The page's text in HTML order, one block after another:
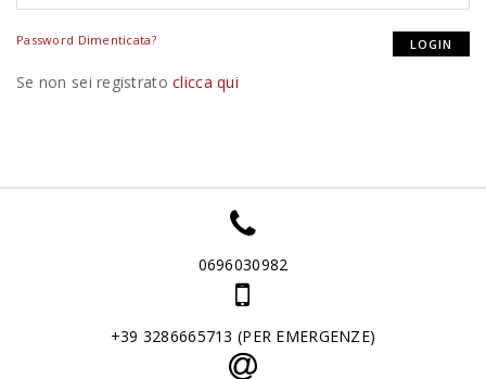
Password Dimenticata?
Se non sei registratoclicca qui
0696030982
+39 3286665713 (PER EMERGENZE)